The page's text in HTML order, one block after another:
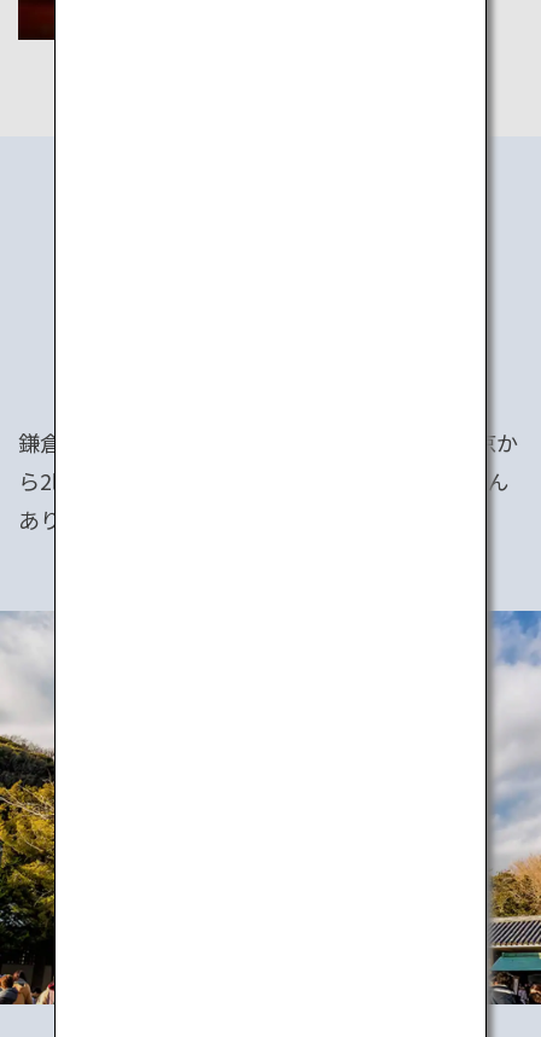
鎌倉、箱根、日光は絶景に温泉、歴史の街。東京か
ら2時間以内で行ける素晴らしい観光地がたくさん
あります。